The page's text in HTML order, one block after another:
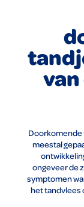
Doorkomende
meestal
ongeveer de
symptomen
het tandvlees